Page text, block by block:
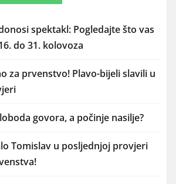
spektakl: Pogledajte što vas
do 31. kolovoza
za prvenstvo! Plavo-bijeli slavili u
govora, a počinje nasilje?
Tomislav u posljednjoj provjeri